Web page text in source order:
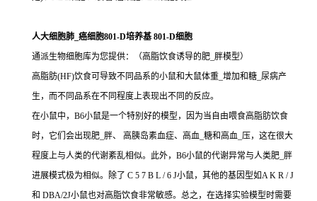
人大细胞肺_癌细胞801-D培养基 801-D细胞
通派生物细胞库为您提供：（高脂饮食诱导的肥_胖模型）
高脂肪(HF)饮食可导致不同品系的小鼠和大鼠体重_增加和糖_尿病产
生，而不同品系在不同程度上表现出不同的反应。
在小鼠中，B6小鼠是一个特别好的模型，因为当自由喂食高脂肪饮食
时，它们会出现肥_胖、 高胰岛素血症、高血_糖和高血_压，这在很大
程度上与人类的代谢紊乱相似。此外，B6小鼠的代谢异常与人类肥_胖
进展模式极为相似。除了 C 5 7 B L / 6 J小鼠，其他的基因型如A K R / J
和 DBA/2J小鼠也对高脂饮食非常敏感。总之，在选择实验模型时需要